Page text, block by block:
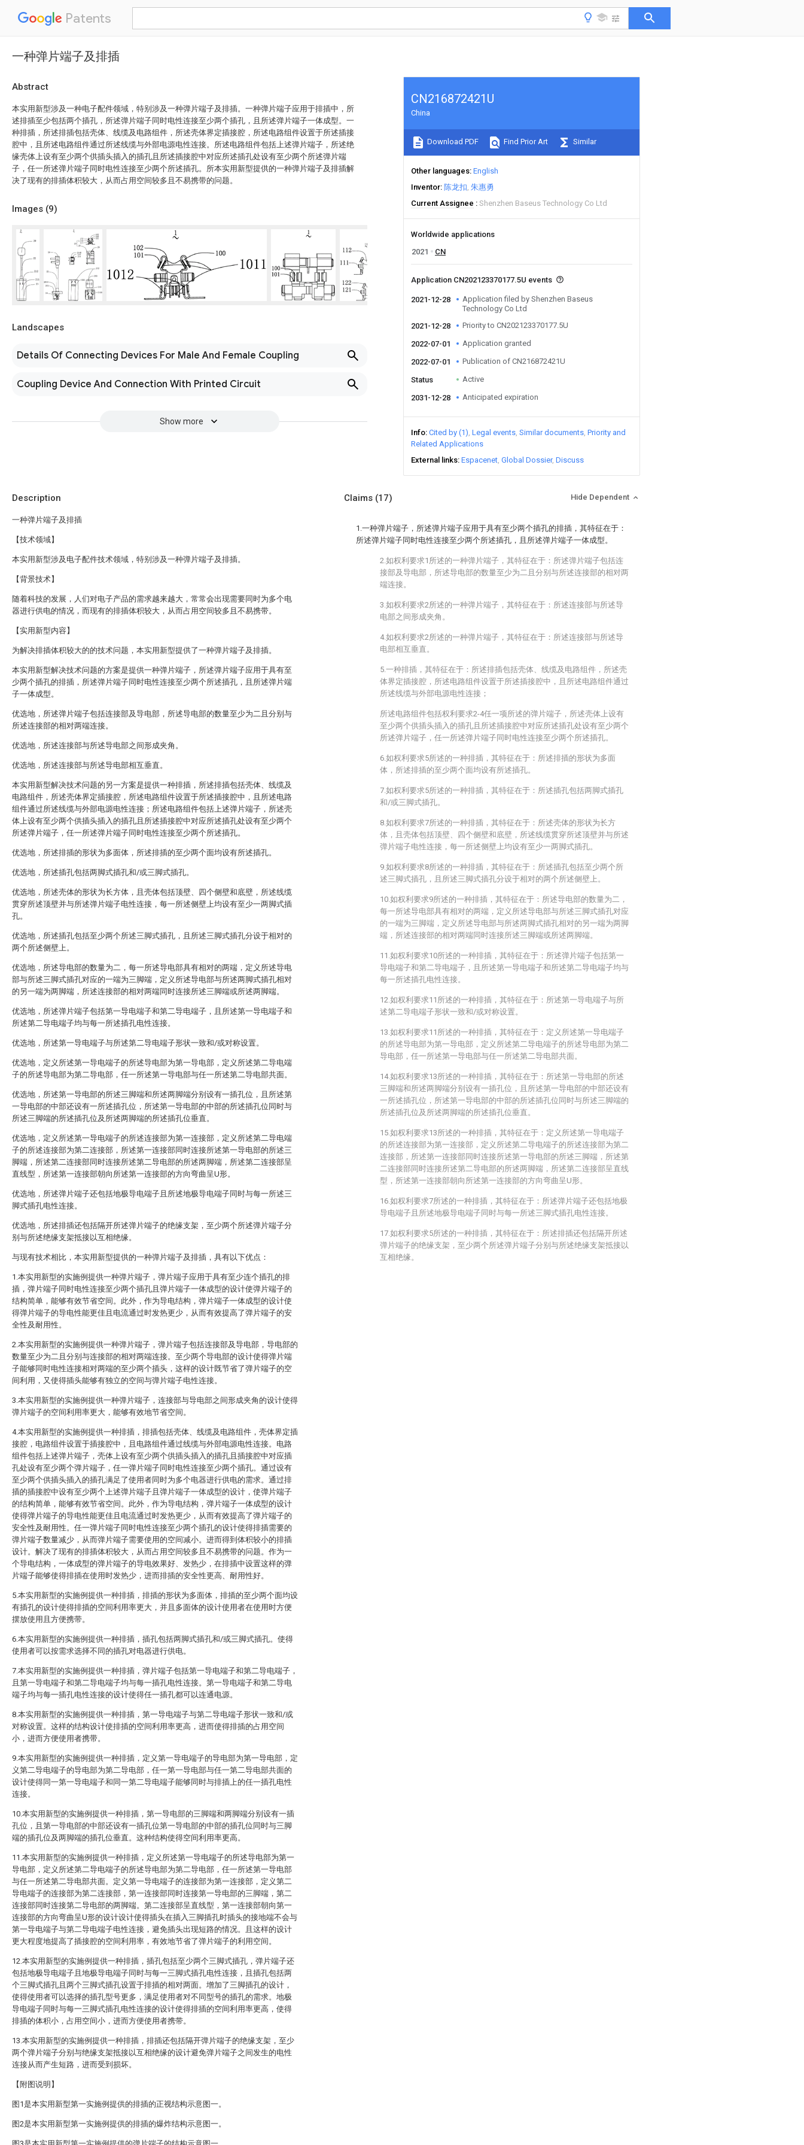
Patents
一种弹片端子及排插
Abstract
本实用新型涉及一种电子配件领域，特别涉及一种弹片端子及排插。一种弹片端子应用于排插中，所
述排插至少包括两个插孔，所述弹片端子同时电性连接至少两个插孔，且所述弹片端子一体成型。一
种排插，所述排插包括壳体、线缆及电路组件，所述壳体界定插接腔，所述电路组件设置于所述插接
腔中，且所述电路组件通过所述线缆与外部电源电性连接。所述电路组件包括上述弹片端子，所述绝
缘壳体上设有至少两个供插头插入的插孔且所述插接腔中对应所述插孔处设有至少两个所述弹片端
子，任一所述弹片端子同时电性连接至少两个所述插孔。所本实用新型提供的一种弹片端子及排插解
决了现有的排插体积较大，从而占用空间较多且不易携带的问题。
Images (9)
Landscapes
Details Of Connecting Devices For Male And Female Coupling
Coupling Device And Connection With Printed Circuit
Show more
CN216872421U
China
Download PDF Find Prior Art Similar
Other languages English
Inventor 陈龙扣 朱惠勇
Current Assignee
Shenzhen Baseus Technology Co Ltd
Worldwide applications
2021
CN
Application CN202123370177.5U events
2021-12-28
Application filed by Shenzhen Baseus
Technology Co Ltd
2021-12-28
Priority to CN202123370177.5U
2022-07-01 Application granted
2022-07-01 Publication of CN216872421U
Status Active
2031-12-28 Anticipated expiration
Info Cited by (1) Legal events Similar documents Priority and
Related Applications
External links Espacenet Global Dossier Discuss
Description
一种弹片端子及排插
【技术领域】
本实用新型涉及电子配件技术领域，特别涉及一种弹片端子及排插。
【背景技术】
随着科技的发展，人们对电子产品的需求越来越大，常常会出现需要同时为多个电
器进行供电的情况，而现有的排插体积较大，从而占用空间较多且不易携带。
【实用新型内容】
为解决排插体积较大的的技术问题，本实用新型提供了一种弹片端子及排插。
本实用新型解决技术问题的方案是提供一种弹片端子，所述弹片端子应用于具有至
少两个插孔的排插，所述弹片端子同时电性连接至少两个所述插孔，且所述弹片端
子一体成型。
优选地，所述弹片端子包括连接部及导电部，所述导电部的数量至少为二且分别与
所述连接部的相对两端连接。
优选地，所述连接部与所述导电部之间形成夹角。
优选地，所述连接部与所述导电部相互垂直。
本实用新型解决技术问题的另一方案是提供一种排插，所述排插包括壳体、线缆及
电路组件，所述壳体界定插接腔，所述电路组件设置于所述插接腔中，且所述电路
组件通过所述线缆与外部电源电性连接；所述电路组件包括上述弹片端子，所述壳
体上设有至少两个供插头插入的插孔且所述插接腔中对应所述插孔处设有至少两个
所述弹片端子，任一所述弹片端子同时电性连接至少两个所述插孔。
优选地，所述排插的形状为多面体，所述排插的至少两个面均设有所述插孔。
优选地，所述插孔包括两脚式插孔和/或三脚式插孔。
优选地，所述壳体的形状为长方体，且壳体包括顶壁、四个侧壁和底壁，所述线缆
贯穿所述顶壁并与所述弹片端子电性连接，每一所述侧壁上均设有至少一两脚式插
孔。
优选地，所述插孔包括至少两个所述三脚式插孔，且所述三脚式插孔分设于相对的
两个所述侧壁上。
优选地，所述导电部的数量为二，每一所述导电部具有相对的两端，定义所述导电
部与所述三脚式插孔对应的一端为三脚端，定义所述导电部与所述两脚式插孔相对
的另一端为两脚端，所述连接部的相对两端同时连接所述三脚端或所述两脚端。
优选地，所述弹片端子包括第一导电端子和第二导电端子，且所述第一导电端子和
所述第二导电端子均与每一所述插孔电性连接。
优选地，所述第一导电端子与所述第二导电端子形状一致和/或对称设置。
优选地，定义所述第一导电端子的所述导电部为第一导电部，定义所述第二导电端
子的所述导电部为第二导电部，任一所述第一导电部与任一所述第二导电部共面。
优选地，所述第一导电部的所述三脚端和所述两脚端分别设有一插孔位，且所述第
一导电部的中部还设有一所述插孔位，所述第一导电部的中部的所述插孔位同时与
所述三脚端的所述插孔位及所述两脚端的所述插孔位垂直。
优选地，定义所述第一导电端子的所述连接部为第一连接部，定义所述第二导电端
子的所述连接部为第二连接部，所述第一连接部同时连接所述第一导电部的所述三
脚端，所述第二连接部同时连接所述第二导电部的所述两脚端，所述第二连接部呈
直线型，所述第一连接部朝向所述第一连接部的方向弯曲呈U形。
优选地，所述弹片端子还包括地极导电端子且所述地极导电端子同时与每一所述三
脚式插孔电性连接。
优选地，所述排插还包括隔开所述弹片端子的绝缘支架，至少两个所述弹片端子分
别与所述绝缘支架抵接以互相绝缘。
与现有技术相比，本实用新型提供的一种弹片端子及排插，具有以下优点：
1.本实用新型的实施例提供一种弹片端子，弹片端子应用于具有至少连个插孔的排
插，弹片端子同时电性连接至少两个插孔且弹片端子一体成型的设计使弹片端子的
结构简单，能够有效节省空间。此外，作为导电结构，弹片端子一体成型的设计使
得弹片端子的导电性能更佳且电流通过时发热更少，从而有效提高了弹片端子的安
全性及耐用性。
2.本实用新型的实施例提供一种弹片端子，弹片端子包括连接部及导电部，导电部的
数量至少为二且分别与连接部的相对两端连接。至少两个导电部的设计使得弹片端
子能够同时电性连接相对两端的至少两个插头，这样的设计既节省了弹片端子的空
间利用，又使得插头能够有独立的空间与弹片端子电性连接。
3.本实用新型的实施例提供一种弹片端子，连接部与导电部之间形成夹角的设计使得
弹片端子的空间利用率更大，能够有效地节省空间。
4.本实用新型的实施例提供一种排插，排插包括壳体、线缆及电路组件，壳体界定插
接腔，电路组件设置于插接腔中，且电路组件通过线缆与外部电源电性连接。电路
组件包括上述弹片端子，壳体上设有至少两个供插头插入的插孔且插接腔中对应插
孔处设有至少两个弹片端子，任一弹片端子同时电性连接至少两个插孔。通过设有
至少两个供插头插入的插孔满足了使用者同时为多个电器进行供电的需求。通过排
插的插接腔中设有至少两个上述弹片端子且弹片端子一体成型的设计，使弹片端子
的结构简单，能够有效节省空间。此外，作为导电结构，弹片端子一体成型的设计
使得弹片端子的导电性能更佳且电流通过时发热更少，从而有效提高了弹片端子的
安全性及耐用性。任一弹片端子同时电性连接至少两个插孔的设计使得排插需要的
弹片端子数量减少，从而弹片端子需要使用的空间减小。进而得到体积较小的排插
设计。解决了现有的排插体积较大，从而占用空间较多且不易携带的问题。作为一
个导电结构，一体成型的弹片端子的导电效果好、发热少，在排插中设置这样的弹
片端子能够使得排插在使用时发热少，进而排插的安全性更高、耐用性好。
5.本实用新型的实施例提供一种排插，排插的形状为多面体，排插的至少两个面均设
有插孔的设计使得排插的空间利用率更大，并且多面体的设计使用者在使用时方便
摆放使用且方便携带。
6.本实用新型的实施例提供一种排插，插孔包括两脚式插孔和/或三脚式插孔。使得
使用者可以按需求选择不同的插孔对电器进行供电。
7.本实用新型的实施例提供一种排插，弹片端子包括第一导电端子和第二导电端子，
且第一导电端子和第二导电端子均与每一插孔电性连接。第一导电端子和第二导电
端子均与每一插孔电性连接的设计使得任一插孔都可以连通电源。
8.本实用新型的实施例提供一种排插，第一导电端子与第二导电端子形状一致和/或
对称设置。这样的结构设计使排插的空间利用率更高，进而使得排插的占用空间
小，进而方便使用者携带。
9.本实用新型的实施例提供一种排插，定义第一导电端子的导电部为第一导电部，定
义第二导电端子的导电部为第二导电部，任一第一导电部与任一第二导电部共面的
设计使得同一第一导电端子和同一第二导电端子能够同时与排插上的任一插孔电性
连接。
10.本实用新型的实施例提供一种排插，第一导电部的三脚端和两脚端分别设有一插
孔位，且第一导电部的中部还设有一插孔位第一导电部的中部的插孔位同时与三脚
端的插孔位及两脚端的插孔位垂直。这种结构使得空间利用率更高。
11.本实用新型的实施例提供一种排插，定义所述第一导电端子的所述导电部为第一
导电部，定义所述第二导电端子的所述导电部为第二导电部，任一所述第一导电部
与任一所述第二导电部共面。定义第一导电端子的连接部为第一连接部，定义第二
导电端子的连接部为第二连接部，第一连接部同时连接第一导电部的三脚端，第二
连接部同时连接第二导电部的两脚端。第二连接部呈直线型，第一连接部朝向第一
连接部的方向弯曲呈U形的设计设计使得插头在插入三脚插孔时插头的接地端不会与
第一导电端子与第二导电端子电性连接，避免插头出现短路的情况。且这样的设计
更大程度地提高了插接腔的空间利用率，有效地节省了弹片端子的利用空间。
12.本实用新型的实施例提供一种排插，插孔包括至少两个三脚式插孔，弹片端子还
包括地极导电端子且地极导电端子同时与每一三脚式插孔电性连接，且插孔包括两
个三脚式插孔且两个三脚式插孔设置于排插的相对两面。增加了三脚插孔的设计，
使得使用者可以选择的插孔型号更多，满足使用者对不同型号的插孔的需求。地极
导电端子同时与每一三脚式插孔电性连接的设计使得排插的空间利用率更高，使得
排插的体积小，占用空间小，进而方便使用者携带。
13.本实用新型的实施例提供一种排插，排插还包括隔开弹片端子的绝缘支架，至少
两个弹片端子分别与绝缘支架抵接以互相绝缘的设计避免弹片端子之间发生的电性
连接从而产生短路，进而受到损坏。
【附图说明】
图1是本实用新型第一实施例提供的排插的正视结构示意图一。
图2是本实用新型第一实施例提供的排插的爆炸结构示意图一。
Claims (17) Hide Dependent
1.一种弹片端子，所述弹片端子应用于具有至少两个插孔的排插，其特征在于：
所述弹片端子同时电性连接至少两个所述插孔，且所述弹片端子一体成型。
2.如权利要求1所述的一种弹片端子，其特征在于：所述弹片端子包括连
接部及导电部，所述导电部的数量至少为二且分别与所述连接部的相对两
端连接。
3.如权利要求2所述的一种弹片端子，其特征在于：所述连接部与所述导
电部之间形成夹角。
4.如权利要求2所述的一种弹片端子，其特征在于：所述连接部与所述导
电部相互垂直。
5.一种排插，其特征在于：所述排插包括壳体、线缆及电路组件，所述壳
体界定插接腔，所述电路组件设置于所述插接腔中，且所述电路组件通过
所述线缆与外部电源电性连接；
所述电路组件包括权利要求2-4任一项所述的弹片端子，所述壳体上设有
至少两个供插头插入的插孔且所述插接腔中对应所述插孔处设有至少两个
所述弹片端子，任一所述弹片端子同时电性连接至少两个所述插孔。
6.如权利要求5所述的一种排插，其特征在于：所述排插的形状为多面
体，所述排插的至少两个面均设有所述插孔。
7.如权利要求5所述的一种排插，其特征在于：所述插孔包括两脚式插孔
和/或三脚式插孔。
8.如权利要求7所述的一种排插，其特征在于：所述壳体的形状为长方
体，且壳体包括顶壁、四个侧壁和底壁，所述线缆贯穿所述顶壁并与所述
弹片端子电性连接，每一所述侧壁上均设有至少一两脚式插孔。
9.如权利要求8所述的一种排插，其特征在于：所述插孔包括至少两个所
述三脚式插孔，且所述三脚式插孔分设于相对的两个所述侧壁上。
10.如权利要求9所述的一种排插，其特征在于：所述导电部的数量为二，
每一所述导电部具有相对的两端，定义所述导电部与所述三脚式插孔对应
的一端为三脚端，定义所述导电部与所述两脚式插孔相对的另一端为两脚
端，所述连接部的相对两端同时连接所述三脚端或所述两脚端。
11.如权利要求10所述的一种排插，其特征在于：所述弹片端子包括第一
导电端子和第二导电端子，且所述第一导电端子和所述第二导电端子均与
每一所述插孔电性连接。
12.如权利要求11所述的一种排插，其特征在于：所述第一导电端子与所
述第二导电端子形状一致和/或对称设置。
13.如权利要求11所述的一种排插，其特征在于：定义所述第一导电端子
的所述导电部为第一导电部，定义所述第二导电端子的所述导电部为第二
导电部，任一所述第一导电部与任一所述第二导电部共面。
14.如权利要求13所述的一种排插，其特征在于：所述第一导电部的所述
三脚端和所述两脚端分别设有一插孔位，且所述第一导电部的中部还设有
一所述插孔位，所述第一导电部的中部的所述插孔位同时与所述三脚端的
所述插孔位及所述两脚端的所述插孔位垂直。
15.如权利要求13所述的一种排插，其特征在于：定义所述第一导电端子
的所述连接部为第一连接部，定义所述第二导电端子的所述连接部为第二
连接部，所述第一连接部同时连接所述第一导电部的所述三脚端，所述第
二连接部同时连接所述第二导电部的所述两脚端，所述第二连接部呈直线
型，所述第一连接部朝向所述第一连接部的方向弯曲呈U形。
16.如权利要求7所述的一种排插，其特征在于：所述弹片端子还包括地极
导电端子且所述地极导电端子同时与每一所述三脚式插孔电性连接。
17.如权利要求5所述的一种排插，其特征在于：所述排插还包括隔开所述
弹片端子的绝缘支架，至少两个所述弹片端子分别与所述绝缘支架抵接以
互相绝缘。